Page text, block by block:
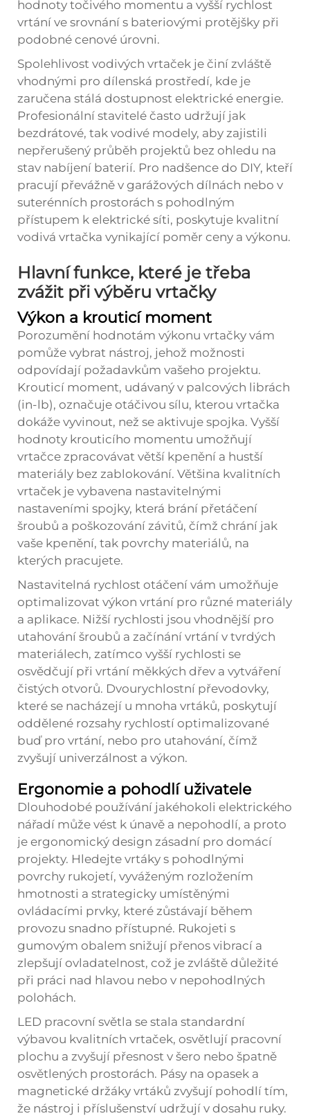
hodnoty točivého momentu a vyšší rychlost
vrtání ve srovnání s bateriovými protějšky při
podobné cenové úrovni.
Spolehlivost vodivých vrtaček je činí zvláště
vhodnými pro dílenská prostředí, kde je
zaručena stálá dostupnost elektrické energie.
Profesionální stavitelé často udržují jak
bezdrátové, tak vodivé modely, aby zajistili
nepřerušený průběh projektů bez ohledu na
stav nabíjení baterií. Pro nadšence do DIY, kteří
pracují převážně v garážových dílnách nebo v
suterénních prostorách s pohodlným
přístupem k elektrické síti, poskytuje kvalitní
vodivá vrtačka vynikající poměr ceny a výkonu.
Hlavní funkce, které je třeba
zvážit při výběru vrtačky
Výkon a krouticí moment
Porozumění hodnotám výkonu vrtačky vám
pomůže vybrat nástroj, jehož možnosti
odpovídají požadavkům vašeho projektu.
Krouticí moment, udávaný v palcových librách
(in-lb), označuje otáčivou sílu, kterou vrtačka
dokáže vyvinout, než se aktivuje spojka. Vyšší
hodnoty krouticího momentu umožňují
vrtačce zpracovávat větší kрепění a hustší
materiály bez zablokování. Většina kvalitních
vrtaček je vybavena nastavitelnými
nastaveními spojky, která brání přetáčení
šroubů a poškozování závitů, čímž chrání jak
vaše kрепění, tak povrchy materiálů, na
kterých pracujete.
Nastavitelná rychlost otáčení vám umožňuje
optimalizovat výkon vrtání pro různé materiály
a aplikace. Nižší rychlosti jsou vhodnější pro
utahování šroubů a začínání vrtání v tvrdých
materiálech, zatímco vyšší rychlosti se
osvědčují při vrtání měkkých dřev a vytváření
čistých otvorů. Dvourychlostní převodovky,
které se nacházejí u mnoha vrtáků, poskytují
oddělené rozsahy rychlostí optimalizované
buď pro vrtání, nebo pro utahování, čímž
zvyšují univerzálnost a výkon.
Ergonomie a pohodlí uživatele
Dlouhodobé používání jakéhokoli elektrického
nářadí může vést k únavě a nepohodlí, a proto
je ergonomický design zásadní pro domácí
projekty. Hledejte vrtáky s pohodlnými
povrchy rukojetí, vyváženým rozložením
hmotnosti a strategicky umístěnými
ovládacími prvky, které zůstávají během
provozu snadno přístupné. Rukojeti s
gumovým obalem snižují přenos vibrací a
zlepšují ovladatelnost, což je zvláště důležité
při práci nad hlavou nebo v nepohodlných
polohách.
LED pracovní světla se stala standardní
výbavou kvalitních vrtaček, osvětlují pracovní
plochu a zvyšují přesnost v šero nebo špatně
osvětlených prostorách. Pásy na opasek a
magnetické držáky vrtáků zvyšují pohodlí tím,
že nástroj i příslušenství udržují v dosahu ruky.